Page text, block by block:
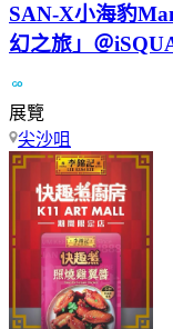
SAN-X小海豹
幻之旅」＠
展覽
尖沙咀